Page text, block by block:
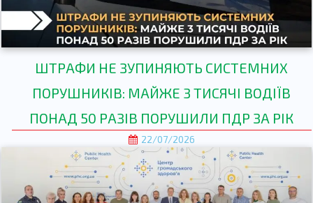
ШТРАФИ НЕ ЗУПИНЯЮТЬ СИСТЕМНИХ
ПОРУШНИКІВ: МАЙЖЕ 3 ТИСЯЧІ ВОДІЇВ
ПОНАД 50 РАЗІВ ПОРУШИЛИ ПДР ЗА РІК
22/07/2026